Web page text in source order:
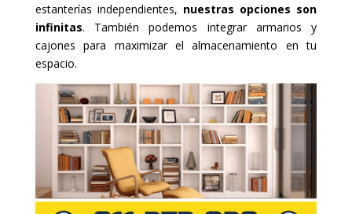
estanterías independientes, nuestras opciones son
infinitas. También podemos integrar armarios y
cajones para maximizar el almacenamiento en tu
espacio.